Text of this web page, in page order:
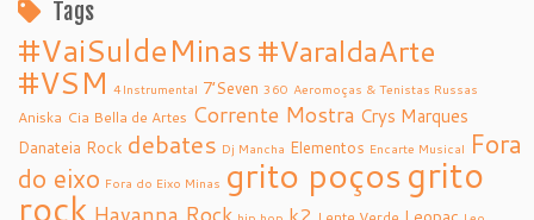
Tags
#VaiSuldeMinas #VaraldaArte
#VSM 4Instrumental 7’Seven 360 Aeromoças & Tenistas Russas
Aniska Cia Bella de Artes Corrente Mostra Crys Marques
Danateia Rock debates Dj Mancha Elementos Encarte Musical Fora
do eixo Fora do Eixo Minas grito poçosgrito
rock